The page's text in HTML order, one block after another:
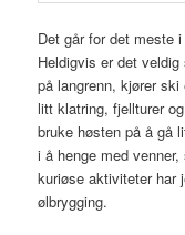
Det går for det meste
Heldigvis er det
på langrenn, kjører
litt klatring, fjellturer
bruke høsten på å gå
i å henge med
kuriøse aktiviteter har
ølbrygging.